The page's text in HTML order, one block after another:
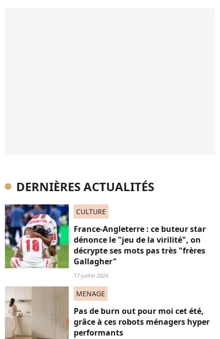
DERNIÈRES ACTUALITÉS
CULTURE
France-Angleterre : ce buteur star
dénonce le "jeu de la virilité", on
décrypte ses mots pas très "frères
Gallagher"
17 juillet 2026
MENAGE
Pas de burn out pour moi cet été,
grâce à ces robots ménagers hyper
performants